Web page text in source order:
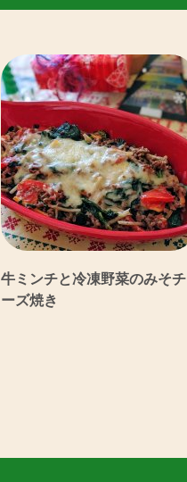
牛ミンチと冷凍野菜のみそチ
ーズ焼き